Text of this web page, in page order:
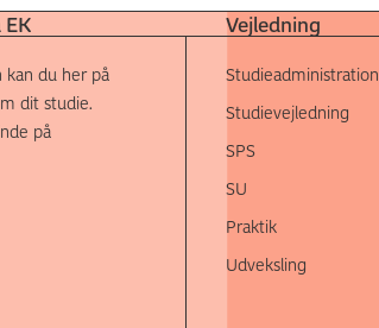
Vejledning
kan du her på
dit studie.
på
Studieadministration
Studievejledning
SPS
SU
Praktik
Udveksling